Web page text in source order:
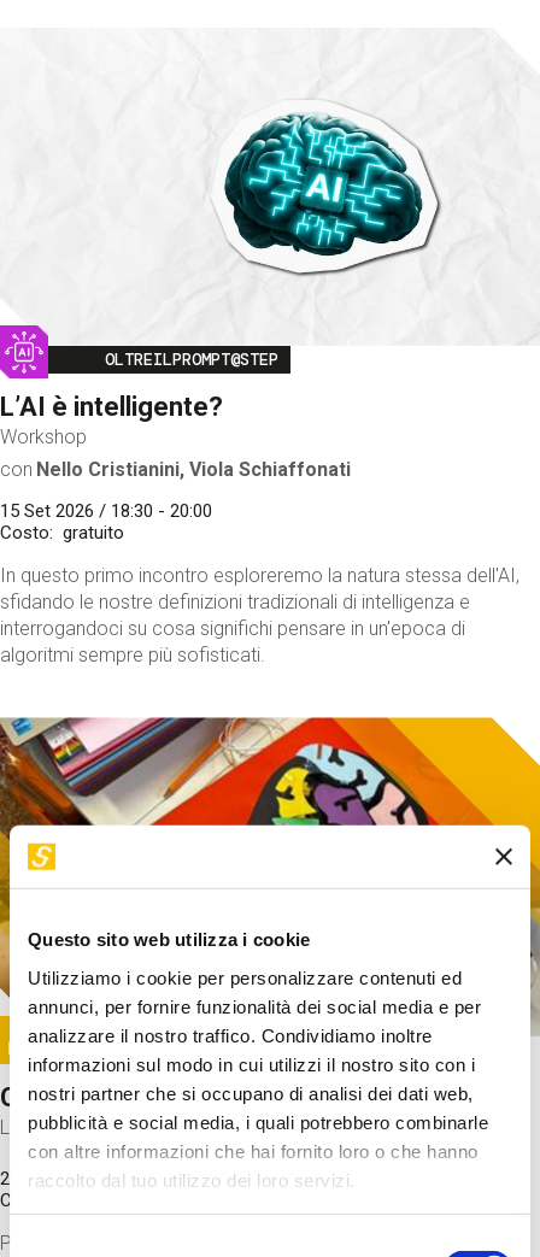
Questo sito web utilizza i cookie
Utilizziamo i cookie per personalizzare contenuti ed
annunci, per fornire funzionalità dei social media e per
analizzare il nostro traffico. Condividiamo inoltre
informazioni sul modo in cui utilizzi il nostro sito con i
nostri partner che si occupano di analisi dei dati web,
pubblicità e social media, i quali potrebbero combinarle
con altre informazioni che hai fornito loro o che hanno
raccolto dal tuo utilizzo dei loro servizi.
Selezione
Image
OLTREILPROMPT@STEP
L’AI è intelligente?
Workshop
con Nello Cristianini, Viola Schiaffonati
15 Set 2026 / 18:30 - 20:00
Costo
gratuito
In questo primo incontro esploreremo la natura stessa dell'AI,
sfidando le nostre definizioni tradizionali di intelligenza e
interrogandoci su cosa significhi pensare in un'epoca di
algoritmi sempre più sofisticati.
Image
SUNDAY@STEP
Come funziona il cervello?
Laboratorio
20 Set 2026 / 11:15 - 13:00
Costo
Proveremo a costruire un cervello in cartoncino cercando di